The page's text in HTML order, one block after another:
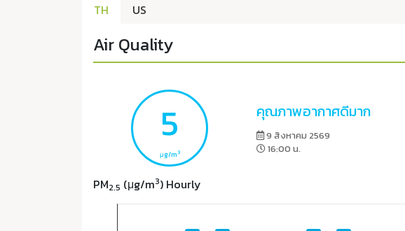
TH US
Air Quality
5
μg/m3
คุณภาพอากาศดีมาก
9 สิงหาคม 2569
16:00 น.
PM2.5 (μg/m3) Hourly